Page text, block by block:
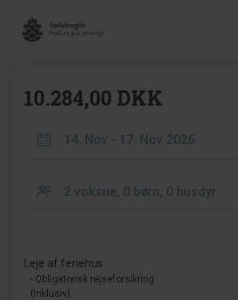
10.284,00 DKK
Leje af feriehus
- Obligatorisk rejseforsikring
(Inklusiv)